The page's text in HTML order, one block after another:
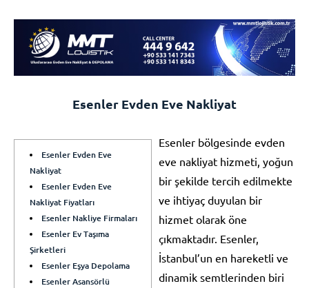
Esenler Evden Eve Nakliyat
Esenler Evden Eve
Nakliyat
Esenler Evden Eve
Nakliyat Fiyatları
Esenler Nakliye Firmaları
Esenler Ev Taşıma
Şirketleri
Esenler Eşya Depolama
Esenler Asansörlü
Esenler bölgesinde evden
eve nakliyat hizmeti, yoğun
bir şekilde tercih edilmekte
ve ihtiyaç duyulan bir
hizmet olarak öne
çıkmaktadır. Esenler,
İstanbul’un en hareketli ve
dinamik semtlerinden biri